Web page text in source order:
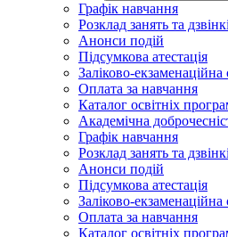
Графік навчання
Розклад занять та
Анонси подій
Підсумкова атестація
Заліково-екзаменаційна
Оплата за навчання
Каталог освітніх
Академічна
Графік навчання
Розклад занять та
Анонси подій
Підсумкова атестація
Заліково-екзаменаційна
Оплата за навчання
Каталог освітніх